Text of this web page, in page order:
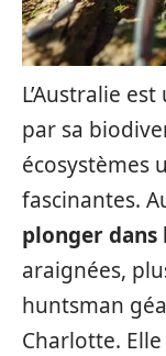
L’Australie
par sa
écosystèmes
fascinantes.
plonger
araignées,
huntsman
Charlotte.